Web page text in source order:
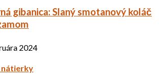
gibanica: Slaný smotanový koláč
2024
nátierky